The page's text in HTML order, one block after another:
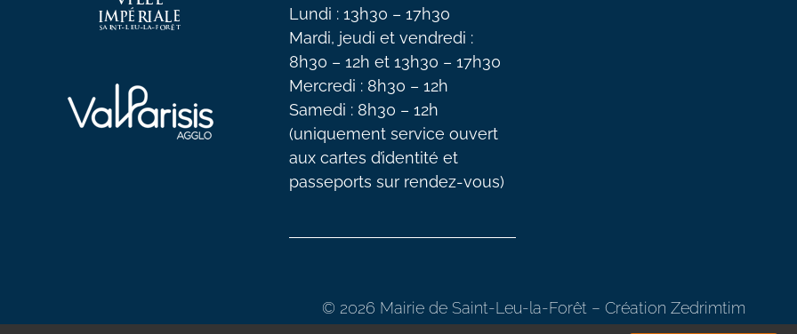
Lundi : 13h30 – 17h30
Mardi, jeudi et vendredi :
8h30 – 12h et 13h30 – 17h30
Mercredi : 8h30 – 12h
Samedi : 8h30 – 12h
(uniquement service ouvert
aux cartes d’identité et
passeports sur rendez-vous)
© 2026 Mairie de Saint-Leu-la-Forêt – Création Zedrimtim